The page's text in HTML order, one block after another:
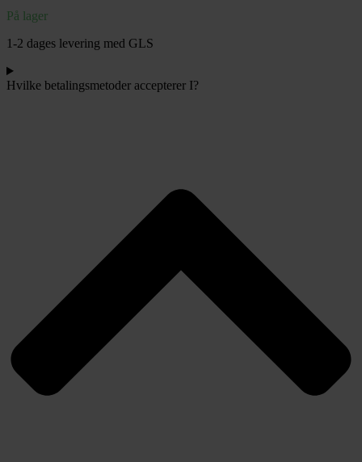
antal
På lager
1-2 dages levering med GLS
Hvilke betalingsmetoder accepterer I?